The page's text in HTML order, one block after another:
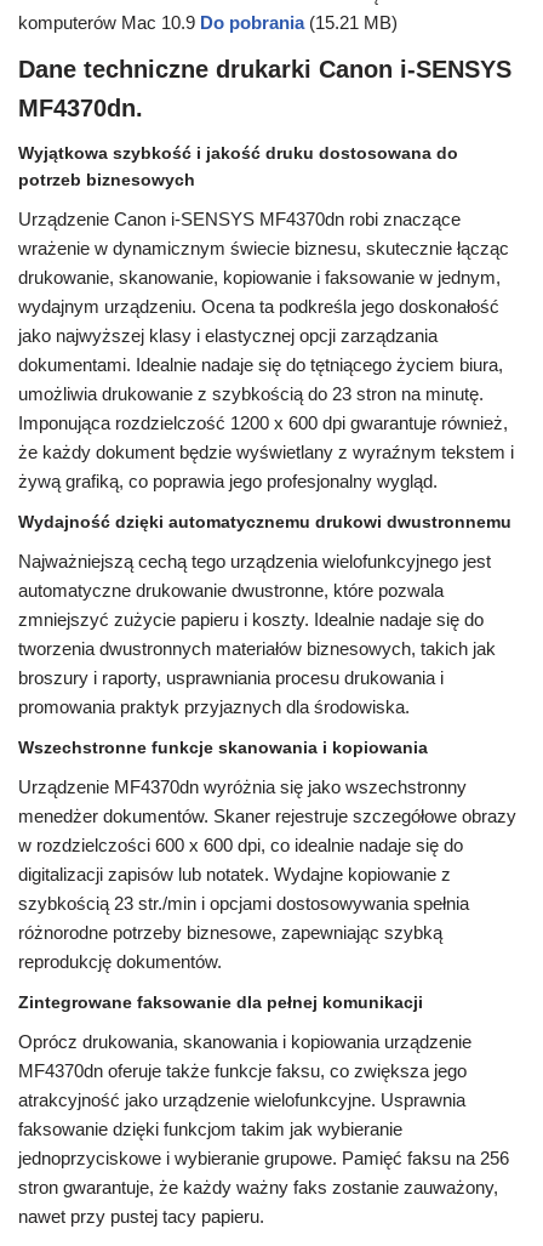
komputerów Mac 10.9 Do pobrania (15.21 MB)
Dane techniczne drukarki Canon i-SENSYS
MF4370dn.
Wyjątkowa szybkość i jakość druku dostosowana do
potrzeb biznesowych
Urządzenie Canon i-SENSYS MF4370dn robi znaczące
wrażenie w dynamicznym świecie biznesu, skutecznie łącząc
drukowanie, skanowanie, kopiowanie i faksowanie w jednym,
wydajnym urządzeniu. Ocena ta podkreśla jego doskonałość
jako najwyższej klasy i elastycznej opcji zarządzania
dokumentami. Idealnie nadaje się do tętniącego życiem biura,
umożliwia drukowanie z szybkością do 23 stron na minutę.
Imponująca rozdzielczość 1200 x 600 dpi gwarantuje również,
że każdy dokument będzie wyświetlany z wyraźnym tekstem i
żywą grafiką, co poprawia jego profesjonalny wygląd.
Wydajność dzięki automatycznemu drukowi dwustronnemu
Najważniejszą cechą tego urządzenia wielofunkcyjnego jest
automatyczne drukowanie dwustronne, które pozwala
zmniejszyć zużycie papieru i koszty. Idealnie nadaje się do
tworzenia dwustronnych materiałów biznesowych, takich jak
broszury i raporty, usprawniania procesu drukowania i
promowania praktyk przyjaznych dla środowiska.
Wszechstronne funkcje skanowania i kopiowania
Urządzenie MF4370dn wyróżnia się jako wszechstronny
menedżer dokumentów. Skaner rejestruje szczegółowe obrazy
w rozdzielczości 600 x 600 dpi, co idealnie nadaje się do
digitalizacji zapisów lub notatek. Wydajne kopiowanie z
szybkością 23 str./min i opcjami dostosowywania spełnia
różnorodne potrzeby biznesowe, zapewniając szybką
reprodukcję dokumentów.
Zintegrowane faksowanie dla pełnej komunikacji
Oprócz drukowania, skanowania i kopiowania urządzenie
MF4370dn oferuje także funkcje faksu, co zwiększa jego
atrakcyjność jako urządzenie wielofunkcyjne. Usprawnia
faksowanie dzięki funkcjom takim jak wybieranie
jednoprzyciskowe i wybieranie grupowe. Pamięć faksu na 256
stron gwarantuje, że każdy ważny faks zostanie zauważony,
nawet przy pustej tacy papieru.